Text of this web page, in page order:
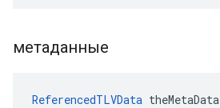
метаданные
ReferencedTLVData theMetaData